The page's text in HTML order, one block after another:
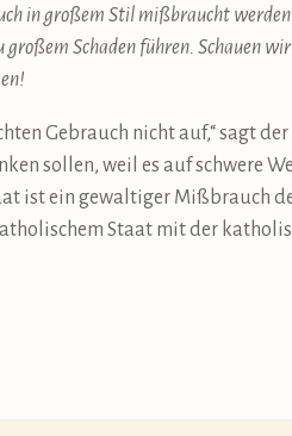
in großem Stil mißbraucht
Schaden führen. Schauen
Gebrauch nicht auf,“ sagt
sollen, weil es auf schwere
ist ein gewaltiger Mißbrauch
Staat mit der